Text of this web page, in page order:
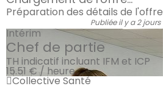
Préparation des détails de l'offre
Publiée il y a 2 jours
Intérim
Chef de partie
TH indicatif incluant IFM et ICP
15.51 € / heure
Collective Santé